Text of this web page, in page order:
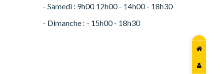
- Samedi : 9h00 12h00 - 14h00 - 18h30
- Dimanche : - 15h00 - 18h30